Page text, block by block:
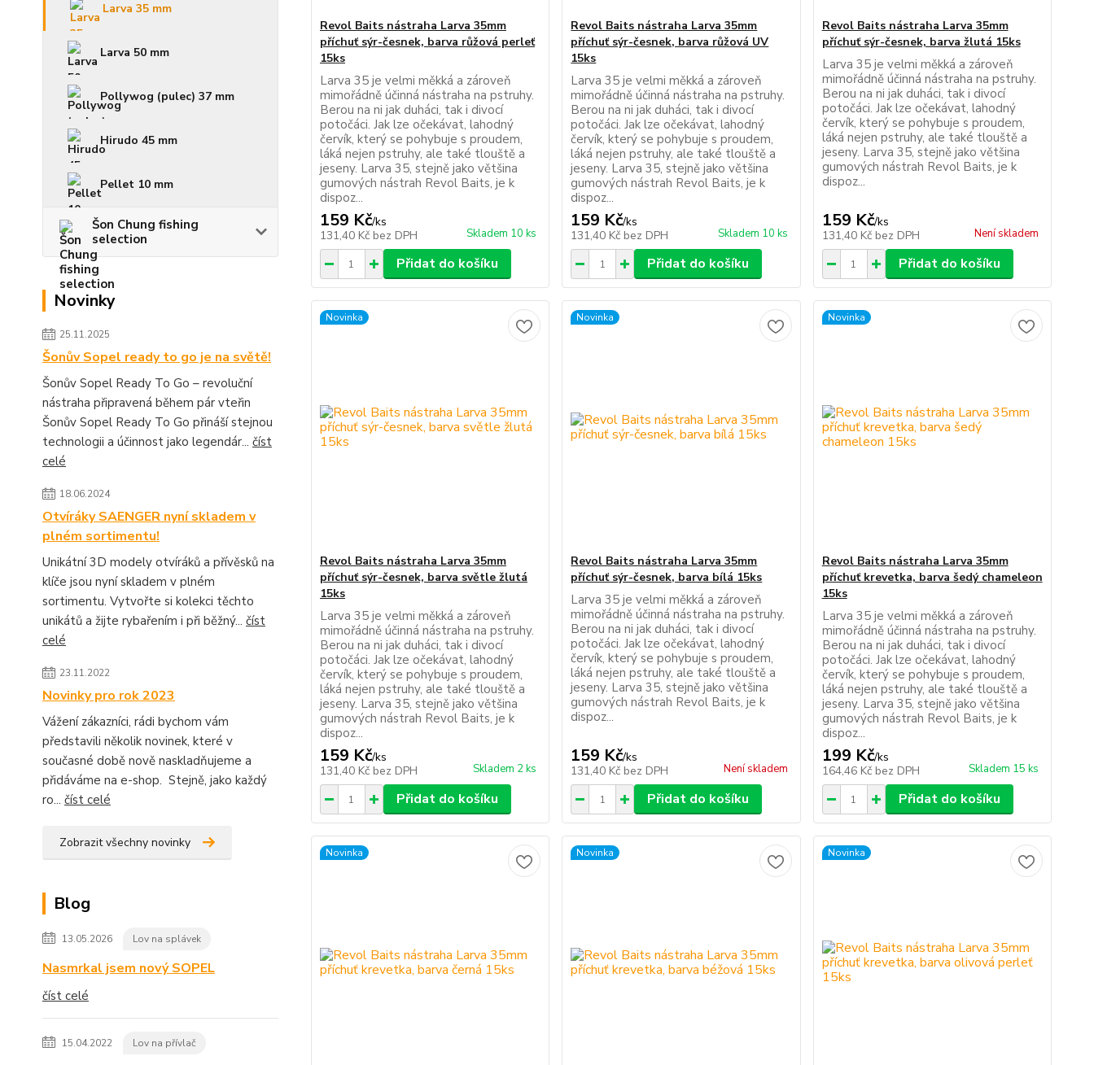
Larva 35 mm
Larva 50 mm
Pollywog (pulec) 37 mm
Hirudo 45 mm
Pellet 10 mm
Šon Chung fishing
selection
Novinky
25.11.2025
Šonův Sopel ready to go je na světě!
Šonův Sopel Ready To Go – revoluční
nástraha připravená během pár vteřin
Šonův Sopel Ready To Go přináší stejnou
technologii a účinnost jako legendár... číst
celé
18.06.2024
Otvíráky SAENGER nyní skladem v
plném sortimentu!
Unikátní 3D modely otvíráků a přívěsků na
klíče jsou nyní skladem v plném
sortimentu. Vytvořte si kolekci těchto
unikátů a žijte rybařením i při běžný... číst
celé
23.11.2022
Novinky pro rok 2023
Vážení zákazníci, rádi bychom vám
představili několik novinek, které v
současné době nově naskladňujeme a
přidáváme na e-shop. Stejně, jako každý
ro... číst celé
Zobrazit všechny novinky
Blog
13.05.2026 Lov na splávek
Nasmrkal jsem nový SOPEL
číst celé
15.04.2022 Lov na přívlač
Revol Baits nástraha Larva 35mm
příchuť sýr-česnek, barva růžová perleť
15ks
Larva 35 je velmi měkká a zároveň
mimořádně účinná nástraha na pstruhy.
Berou na ni jak duháci, tak i divocí
potočáci. Jak lze očekávat, lahodný
červík, který se pohybuje s proudem,
láká nejen pstruhy, ale také tlouště a
jeseny. Larva 35, stejně jako většina
gumových nástrah Revol Baits, je k
dispoz...
159 Kč/ks
131,40 Kč bez DPH Skladem 10 ks
Přidat do košíku
Revol Baits nástraha Larva 35mm
příchuť sýr-česnek, barva růžová UV
15ks
Larva 35 je velmi měkká a zároveň
mimořádně účinná nástraha na pstruhy.
Berou na ni jak duháci, tak i divocí
potočáci. Jak lze očekávat, lahodný
červík, který se pohybuje s proudem,
láká nejen pstruhy, ale také tlouště a
jeseny. Larva 35, stejně jako většina
gumových nástrah Revol Baits, je k
dispoz...
159 Kč/ks
131,40 Kč bez DPH Skladem 10 ks
Přidat do košíku
Revol Baits nástraha Larva 35mm
příchuť sýr-česnek, barva žlutá 15ks
Larva 35 je velmi měkká a zároveň
mimořádně účinná nástraha na pstruhy.
Berou na ni jak duháci, tak i divocí
potočáci. Jak lze očekávat, lahodný
červík, který se pohybuje s proudem,
láká nejen pstruhy, ale také tlouště a
jeseny. Larva 35, stejně jako většina
gumových nástrah Revol Baits, je k
dispoz...
159 Kč/ks
131,40 Kč bez DPH Není skladem
Přidat do košíku
Novinka
Revol Baits nástraha Larva 35mm
příchuť sýr-česnek, barva světle žlutá
15ks
Larva 35 je velmi měkká a zároveň
mimořádně účinná nástraha na pstruhy.
Berou na ni jak duháci, tak i divocí
potočáci. Jak lze očekávat, lahodný
červík, který se pohybuje s proudem,
láká nejen pstruhy, ale také tlouště a
jeseny. Larva 35, stejně jako většina
gumových nástrah Revol Baits, je k
dispoz...
159 Kč/ks
131,40 Kč bez DPH Skladem 2 ks
Přidat do košíku
Novinka
Revol Baits nástraha Larva 35mm
příchuť sýr-česnek, barva bílá 15ks
Larva 35 je velmi měkká a zároveň
mimořádně účinná nástraha na pstruhy.
Berou na ni jak duháci, tak i divocí
potočáci. Jak lze očekávat, lahodný
červík, který se pohybuje s proudem,
láká nejen pstruhy, ale také tlouště a
jeseny. Larva 35, stejně jako většina
gumových nástrah Revol Baits, je k
dispoz...
159 Kč/ks
131,40 Kč bez DPH Není skladem
Přidat do košíku
Novinka
Revol Baits nástraha Larva 35mm
příchuť krevetka, barva šedý chameleon
15ks
Larva 35 je velmi měkká a zároveň
mimořádně účinná nástraha na pstruhy.
Berou na ni jak duháci, tak i divocí
potočáci. Jak lze očekávat, lahodný
červík, který se pohybuje s proudem,
láká nejen pstruhy, ale také tlouště a
jeseny. Larva 35, stejně jako většina
gumových nástrah Revol Baits, je k
dispoz...
199 Kč/ks
164,46 Kč bez DPH Skladem 15 ks
Přidat do košíku
Novinka Novinka Novinka